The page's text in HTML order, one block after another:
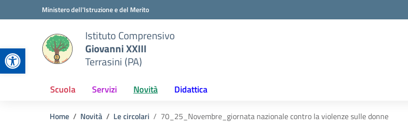
Apri la barra degli strumenti
Vai ai contenuti
Vai al menu di navigazioneMinistero dell'Istruzione e del Merito
Istituto Comprensivo
Giovanni XXIII
Terrasini (PA)
Scuola Servizi Novità Didattica
Home Novità Le circolari 70_25_Novembre_giornata nazionale contro la violenze sulle donne